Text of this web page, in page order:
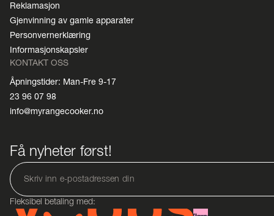
Reklamasjon
Gjenvinning av gamle apparater
Personvernerklæring
Informasjonskapsler
KONTAKT OSS
Åpningstider: Man-Fre 9-17
23 96 07 98
info@myrangecooker.no
Få nyheter først!
Fleksibel betaling med: